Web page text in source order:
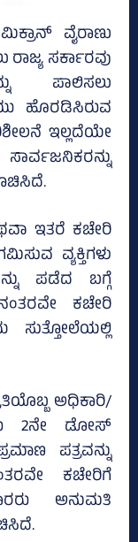
ವೈರಾಣು
ಸರ್ಕಾರವು
ಪಾಲಿಸಲು
ಹೊರಡಿಸಿರುವ
ಇಲ್ಲದೆಯೇ
ಇತರೆ ಕಚೇರಿ
ವ್ಯಕ್ತಿಗಳು
ಪಡೆದ ಬಗ್ಗೆ
ಕಚೇರಿ
ಸುತ್ತೋಲೆಯಲ್ಲಿ
ಅಧಿಕಾರಿ/
2ನೇ ಡೋಸ್‌
ಪತ್ರವನ್ನು
ಕಚೇರಿಗೆ
ಅನುಮತಿ